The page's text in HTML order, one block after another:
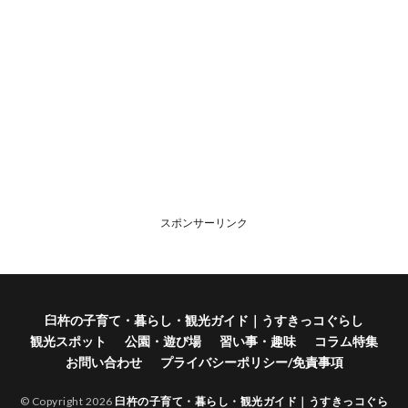
スポンサーリンク
臼杵の子育て・暮らし・観光ガイド｜うすきっコぐらし
観光スポット
公園・遊び場 習い事・趣味
コラム特集
お問い合わせ
プライバシーポリシー/免責事項
© Copyright 2026 臼杵の子育て・暮らし・観光ガイド｜うすきっコぐら